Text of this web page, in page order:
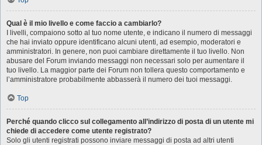
Qual è il mio livello e come faccio a cambiarlo?
I livelli, compaiono sotto al tuo nome utente, e indicano il numero di messaggi
che hai inviato oppure identificano alcuni utenti, ad esempio, moderatori e
amministratori. In genere, non puoi cambiare direttamente il tuo livello. Non
abusare del Forum inviando messaggi non necessari solo per aumentare il
tuo livello. La maggior parte dei Forum non tollera questo comportamento e
l’amministratore probabilmente abbasserà il numero dei tuoi messaggi.
Top
Perché quando clicco sul collegamento all’indirizzo di posta di un utente mi
chiede di accedere come utente registrato?
Solo gli utenti registrati possono inviare messaggi di posta ad altri utenti